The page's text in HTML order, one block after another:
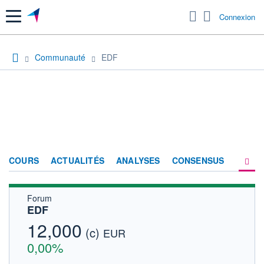
Menu Connexion
Communauté EDF
COURS ACTUALITÉS ANALYSES CONSENSUS
Forum
EDF
12,000 (c) EUR
0,00%